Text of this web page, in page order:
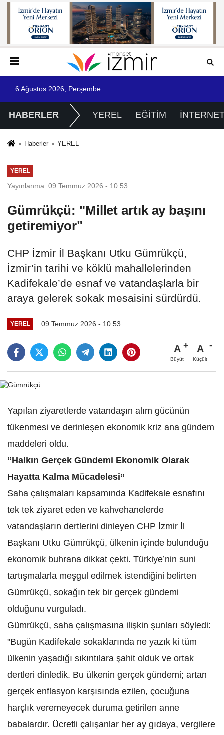
6 Ağustos 2026, Perşembe
HABERLER YEREL EĞİTİM
Haberler YEREL
YEREL
Yayınlanma: 09 Temmuz 2026 - 10:53
Gümrükçü: "Millet artık ay başını
getiremiyor"
CHP İzmir İl Başkanı Utku Gümrükçü,
İzmir’in tarihi ve köklü mahallelerinden
Kadifekale’de esnaf ve vatandaşlarla bir
araya gelerek sokak mesaisini sürdürdü.
YEREL 09 Temmuz 2026 - 10:53
A
Büyüt
A
Küçült
Yapılan ziyaretlerde vatandaşın alım gücünün
tükenmesi ve derinleşen ekonomik kriz ana gündem
maddeleri oldu.
“Halkın Gerçek Gündemi Ekonomik Olarak
Hayatta Kalma Mücadelesi”
Saha çalışmaları kapsamında Kadifekale esnafını
tek tek ziyaret eden ve kahvehanelerde
vatandaşların dertlerini dinleyen CHP İzmir İl
Başkanı Utku Gümrükçü, ülkenin içinde bulunduğu
ekonomik buhrana dikkat çekti. Türkiye’nin suni
tartışmalarla meşgul edilmek istendiğini belirten
Gümrükçü, sokağın tek bir gerçek gündemi
olduğunu vurguladı.
Gümrükçü, saha çalışmasına ilişkin şunları söyledi:
"Bugün Kadifekale sokaklarında ne yazık ki tüm
ülkenin yaşadığı sıkıntılara şahit olduk ve ortak
dertleri dinledik. Bu ülkenin gerçek gündemi; artan
gerçek enflasyon karşısında ezilen, çocuğuna
harçlık veremeyecek duruma getirilen anne
babalardır. Ücretli çalışanlar her ay gıdaya, vergilere